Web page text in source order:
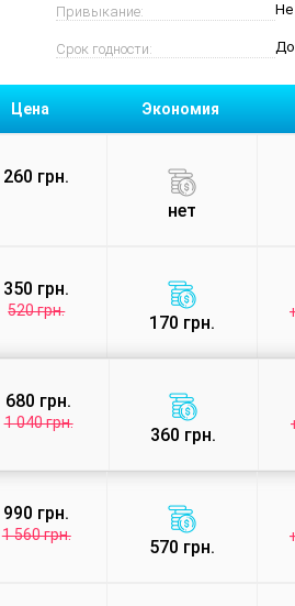
Привыкание: Не
Срок годности: До
Цена Экономия
260 грн.
нет
350 грн.
520 грн.
170 грн.
680 грн.
1 040 грн.
360 грн.
990 грн.
1 560 грн.
570 грн.